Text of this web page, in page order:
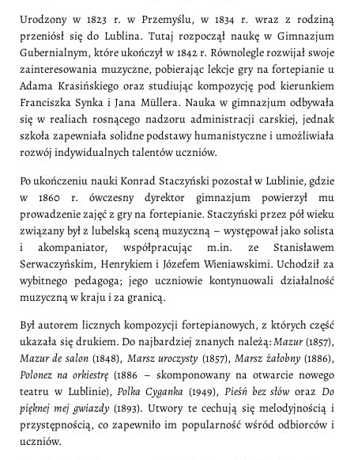
Urodzony w 1823 r. w Przemyślu, w 1834 r. wraz z rodziną
przeniósł się do Lublina. Tutaj rozpoczął naukę w Gimnazjum
Gubernialnym, które ukończył w 1842 r. Równolegle rozwijał swoje
zainteresowania muzyczne, pobierając lekcje gry na fortepianie u
Adama Krasińskiego oraz studiując kompozycję pod kierunkiem
Franciszka Synka i Jana Müllera. Nauka w gimnazjum odbywała
się w realiach rosnącego nadzoru administracji carskiej, jednak
szkoła zapewniała solidne podstawy humanistyczne i umożliwiała
rozwój indywidualnych talentów uczniów.
Po ukończeniu nauki Konrad Staczyński pozostał w Lublinie, gdzie
w 1860 r. ówczesny dyrektor gimnazjum powierzył mu
prowadzenie zajęć z gry na fortepianie. Staczyński przez pół wieku
związany był z lubelską sceną muzyczną – występował jako solista
i akompaniator, współpracując m.in. ze Stanisławem
Serwaczyńskim, Henrykiem i Józefem Wieniawskimi. Uchodził za
wybitnego pedagoga; jego uczniowie kontynuowali działalność
muzyczną w kraju i za granicą.
Był autorem licznych kompozycji fortepianowych, z których część
ukazała się drukiem. Do najbardziej znanych należą:Mazur(1857),
Mazur de salon(1848), Marsz uroczysty (1857),Marsz żałobny(1886),
Polonez na orkiestrę (1886 – skomponowany na otwarcie nowego
teatru w Lublinie),Polka Cyganka (1949), Pieśń bez słów orazDo
pięknej mej gwiazdy (1893). Utwory te cechują się melodyjnością i
przystępnością, co zapewniło im popularność wśród odbiorców i
uczniów.